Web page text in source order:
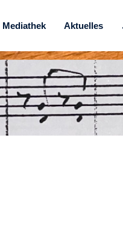
Mediathek Aktuelles